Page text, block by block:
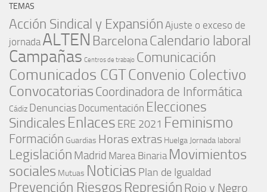
TEMAS
Acción Sindical y Expansión Ajuste o exceso de
jornada ALTEN BarcelonaCalendario laboral
Campañas Centros de trabajo Comunicación
Comunicados CGTConvenio Colectivo
Convocatorias Coordinadora de Informática
Cádiz Denuncias Documentación Elecciones
Sindicales Enlaces ERE 2021 Feminismo
Formación Guardias Horas extras Huelga Jornada laboral
Legislación Madrid Marea Binaria Movimientos
sociales Mutuas Noticias Plan de Igualdad
Prevención Riesgos Represión Rojo y Negro